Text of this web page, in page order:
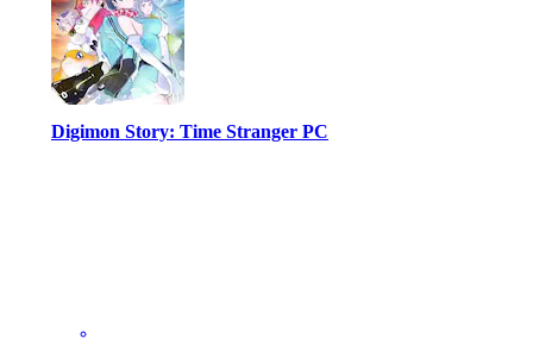
Digimon Story: Time Stranger PC